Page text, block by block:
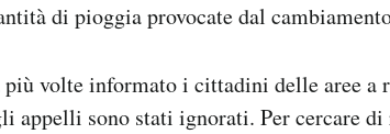
di pioggia provocate dal
più volte informato i cittadini delle aree
appelli sono stati ignorati. Per cercare